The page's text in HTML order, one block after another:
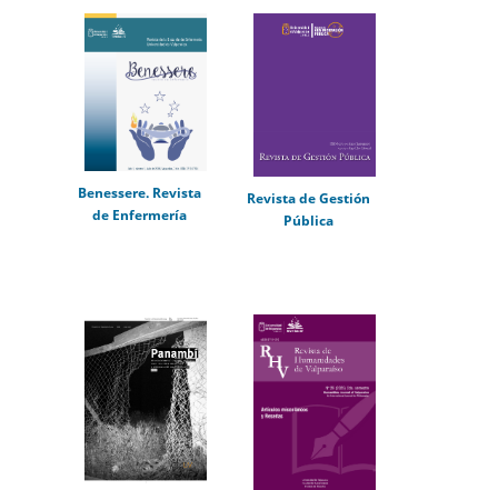
Benessere. Revista
de Enfermería
Revista de Gestión
Pública